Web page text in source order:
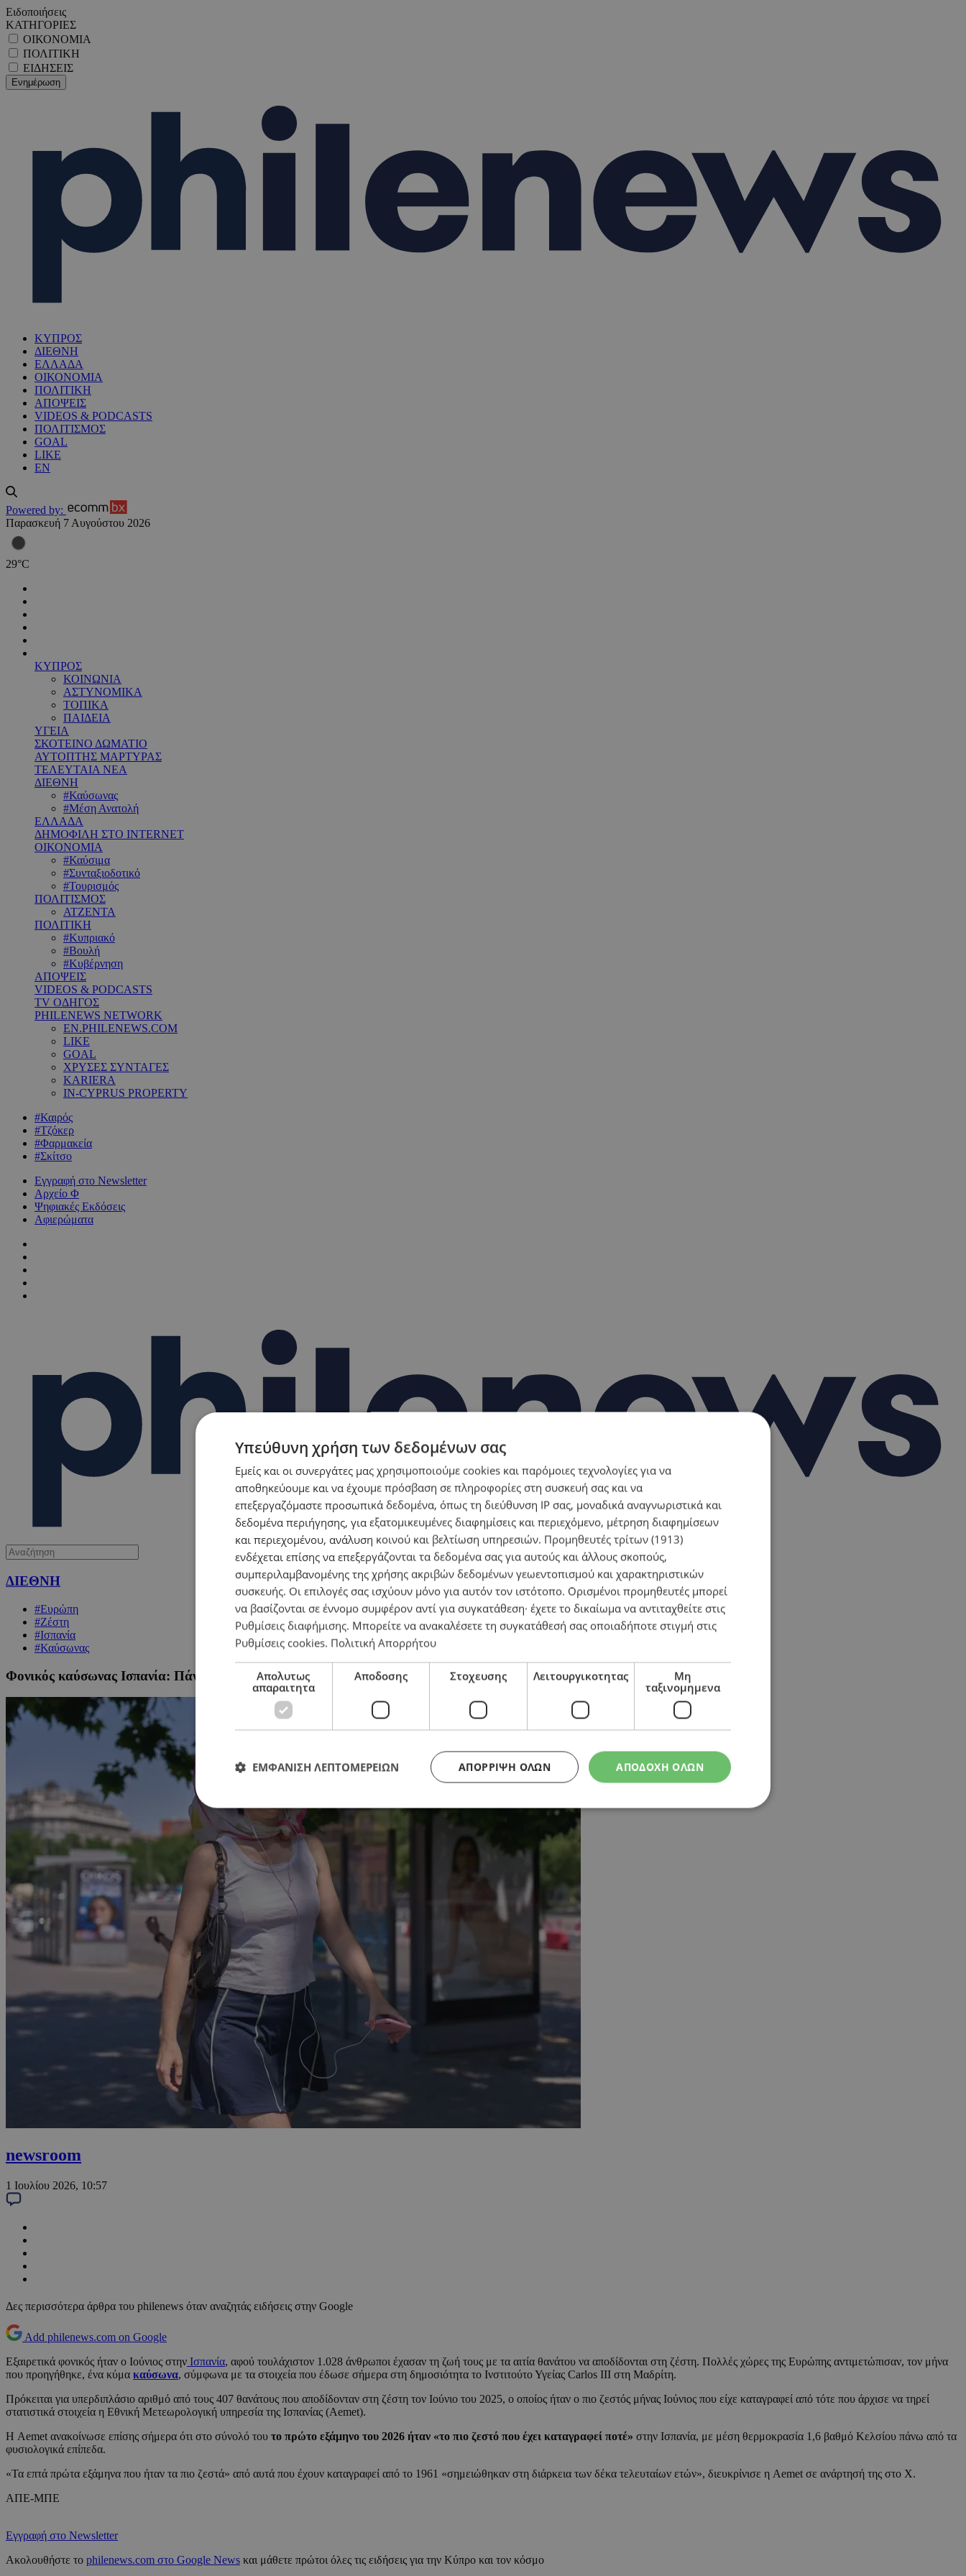
Ειδοποιήσεις
ΚΑΤΗΓΟΡΙΕΣ
ΟΙΚΟΝΟΜΙΑ
ΠΟΛΙΤΙΚΗ
ΕΙΔΗΣΕΙΣ
ΚΥΠΡΟΣ
ΔΙΕΘΝΗ
ΕΛΛΑΔΑ
ΟΙΚΟΝΟΜΙΑ
ΠΟΛΙΤΙΚΗ
ΑΠΟΨΕΙΣ
VIDEOS & PODCASTS
ΠΟΛΙΤΙΣΜΟΣ
GOAL
LIKE
EN
Powered by:
Παρασκευή 7 Αυγούστου 2026
29°C
ΚΥΠΡΟΣ
ΚΟΙΝΩΝΙΑ
ΑΣΤΥΝΟΜΙΚΑ
ΤΟΠΙΚΑ
ΠΑΙΔΕΙΑ
ΥΓΕΙΑ
ΣΚΟΤΕΙΝΟ ΔΩΜΑΤΙΟ
ΑΥΤΟΠΤΗΣ ΜΑΡΤΥΡΑΣ
ΤΕΛΕΥΤΑΙΑ ΝΕΑ
ΔΙΕΘΝΗ
#Καύσωνας
#Μέση Ανατολή
ΕΛΛΑΔΑ
ΔΗΜΟΦΙΛΗ ΣΤΟ INTERNET
ΟΙΚΟΝΟΜΙΑ
#Καύσιμα
#Συνταξιοδοτικό
#Τουρισμός
ΠΟΛΙΤΙΣΜΟΣ
ΑΤΖΕΝΤΑ
ΠΟΛΙΤΙΚΗ
#Κυπριακό
#Βουλή
#Κυβέρνηση
ΑΠΟΨΕΙΣ
VIDEOS & PODCASTS
TV ΟΔΗΓΟΣ
PHILENEWS NETWORK
EN.PHILENEWS.COM
LIKE
GOAL
ΧΡΥΣΕΣ ΣΥΝΤΑΓΕΣ
KARIERA
IN-CYPRUS PROPERTY
#Καιρός
#Τζόκερ
#Φαρμακεία
#Σκίτσο
Εγγραφή στο Newsletter
Αρχείο Φ
Ψηφιακές Εκδόσεις
Αφιερώματα
ΔΙΕΘΝΗ
#Ευρώπη
#Ζέστη
#Ισπανία
#Καύσωνας
Φονικός καύσωνας Ισπανία: Πάνω από 1.000 θάνατοι τον Ιούνιο – Ιστορικό ρεκόρ με το πιο ζεστό 6μηνο που έχει καταγραφεί
newsroom
1 Ιουλίου 2026, 10:57
Δες περισσότερα άρθρα του philenews όταν αναζητάς ειδήσεις στην Google
Add philenews.com on Google
Εξαιρετικά φονικός ήταν ο Ιούνιος στην Ισπανία, αφού τουλάχιστον 1.028 άνθρωποι έχασαν τη ζωή τους με τα αιτία θανάτου να αποδίδονται στη ζέστη. Πολλές χώρες της Ευρώπης αντιμετώπισαν, τον μήνα
που προηγήθηκε, ένα κύμα καύσωνα, σύμφωνα με τα στοιχεία που έδωσε σήμερα στη δημοσιότητα το Ινστιτούτο Υγείας Carlos III στη Μαδρίτη.
Πρόκειται για υπερδιπλάσιο αριθμό από τους 407 θανάτους που αποδίδονταν στη ζέστη τον Ιούνιο του 2025, ο οποίος ήταν ο πιο ζεστός μήνας Ιούνιος που είχε καταγραφεί από τότε που άρχισε να τηρεί
στατιστικά στοιχεία η Εθνική Μετεωρολογική υπηρεσία της Ισπανίας (Aemet).
Η Aemet ανακοίνωσε επίσης σήμερα ότι στο σύνολό του το πρώτο εξάμηνο του 2026 ήταν «το πιο ζεστό που έχει καταγραφεί ποτέ» στην Ισπανία, με μέση θερμοκρασία 1,6 βαθμό Κελσίου πάνω από τα
φυσιολογικά επίπεδα.
«Τα επτά πρώτα εξάμηνα που ήταν τα πιο ζεστά» από αυτά που έχουν καταγραφεί από το 1961 «σημειώθηκαν στη διάρκεια των δέκα τελευταίων ετών», διευκρίνισε η Aemet σε ανάρτησή της στο X.
ΑΠΕ-ΜΠΕ
Εγγραφή στο Newsletter
Ακολουθήστε το philenews.com στο Google News και μάθετε πρώτοι όλες τις ειδήσεις για την Κύπρο και τον κόσμο
Υπεύθυνη χρήση των δεδομένων σας
Εμείς και οι συνεργάτες μας χρησιμοποιούμε cookies και παρόμοιες τεχνολογίες για να
αποθηκεύουμε και να έχουμε πρόσβαση σε πληροφορίες στη συσκευή σας και να
επεξεργαζόμαστε προσωπικά δεδομένα, όπως τη διεύθυνση IP σας, μοναδικά αναγνωριστικά και
δεδομένα περιήγησης, για εξατομικευμένες διαφημίσεις και περιεχόμενο, μέτρηση διαφημίσεων
και περιεχομένου, ανάλυση κοινού και βελτίωση υπηρεσιών. Προμηθευτές τρίτων (1913)
ενδέχεται επίσης να επεξεργάζονται τα δεδομένα σας για αυτούς και άλλους σκοπούς,
συμπεριλαμβανομένης της χρήσης ακριβών δεδομένων γεωεντοπισμού και χαρακτηριστικών
συσκευής. Οι επιλογές σας ισχύουν μόνο για αυτόν τον ιστότοπο. Ορισμένοι προμηθευτές μπορεί
να βασίζονται σε έννομο συμφέρον αντί για συγκατάθεση· έχετε το δικαίωμα να αντιταχθείτε στις
Ρυθμίσεις διαφήμισης. Μπορείτε να ανακαλέσετε τη συγκατάθεσή σας οποιαδήποτε στιγμή στις
Ρυθμίσεις cookies. Πολιτική Απορρήτου
Απολυτως
απαραιτητα
Αποδοσης Στοχευσης Λειτουργικοτητας
Μη
ταξινομημενα
ΑΠΟΔΟΧΗ ΟΛΩΝ
ΑΠΌΡΡΙΨΗ ΌΛΩΝ
ΕΜΦΑΝΙΣΗ ΛΕΠΤΟΜΕΡΕΙΩΝ